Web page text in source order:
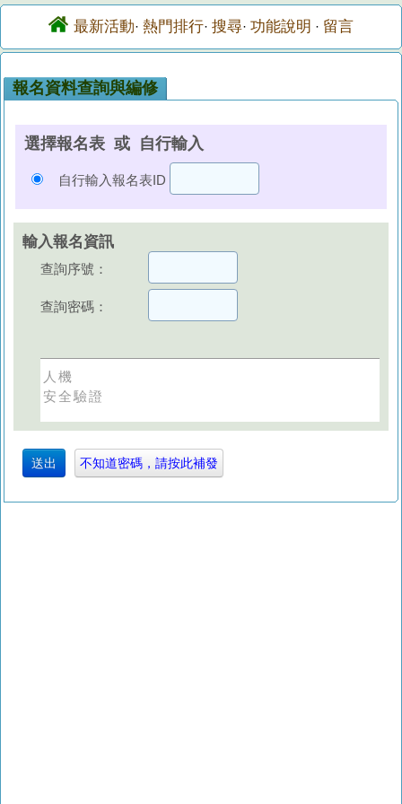
最新活動· 熱門排行· 搜尋· 功能說明 · 留言
報名資料查詢與編修
選擇報名表 或 自行輸入
自行輸入報名表ID
輸入報名資訊
查詢序號：
查詢密碼：
人機
安全驗證